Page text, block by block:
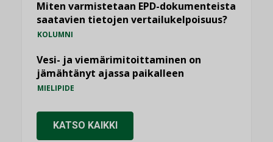
Miten varmistetaan EPD-dokumenteista
saatavien tietojen vertailukelpoisuus?
KOLUMNI
Vesi- ja viemärimitoittaminen on
jämähtänyt ajassa paikalleen
MIELIPIDE
KATSO KAIKKI